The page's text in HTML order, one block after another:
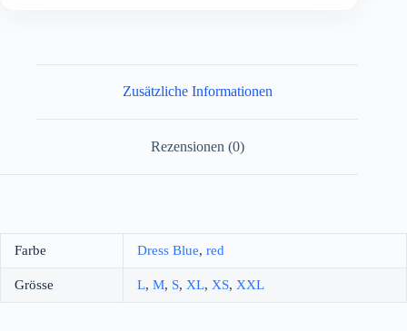
Zusätzliche Informationen
Rezensionen (0)
Farbe Dress Blue, red
Grösse L, M, S, XL, XS, XXL